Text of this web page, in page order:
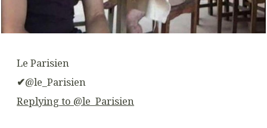
Le Parisien
✔@le_Parisien
Replying to @le_Parisien